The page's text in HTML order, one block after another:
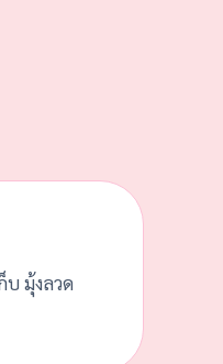
บ มุ้งลวด